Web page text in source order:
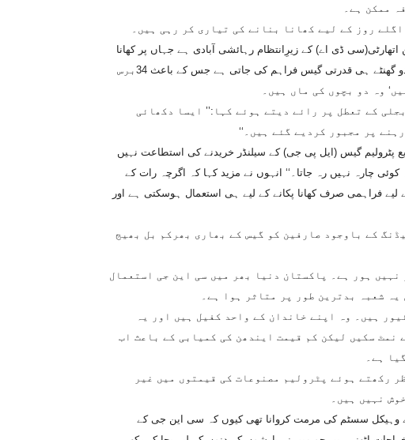
ممکن ہے۔
روز کے لیے کھانا بنانے کی تیاری کر رہی ہیں۔
ڈی اے) کے زیرِانتظام رہائشی آبادی ہے جہاں پر کھانا
پکانے اور کمروں کو گرم رکھنے کے لیے نصف شب کو صرف دو گھنٹے ہی قدرتی گیس فراہم کی جاتی ہے جس کے باعث 34برس
وہ دو بچوں کی ماں ہیں۔
کے تعطل پر رائے دیتے ہوئے کہا:’’ ایسا دکھائی
پٹرولیم گیس (ایل پی جی) کے سیلنڈر خریدنے کی استطاعت نہیں
چارہ نہیں رہ جاتا۔‘‘ انہوں نے مزید کہا کہ اگرچہ رات کے
فراہمی صرف کھانا پکانے کے لیے ہی استعمال ہوسکتی ہے اور
کے باوجود صارفین کو گیس کے بھاری بھرکم بل بھیج
ہور ہے۔ پاکستان دنیا بھر میں سی این جی استعمال
یہ شعبہ بدترین طور پر متاثر ہوا ہے۔
ٹیکسی ڈرائیور ہیں۔ وہ اپنے خاندان کے واحد کفیل ہیں اور یہ
نمٹ سکیں لیکن کم قیمت ایندھن کی کمیابی کے باعث اب
ہے۔
رکھتے ہوئے پٹرولیم مصنوعات کی قیمتوں میں غیر
نہیں ہیں۔
نے وہیکل سسٹم کی مرمت کروانا تھی کیوں کہ سی این جی کے